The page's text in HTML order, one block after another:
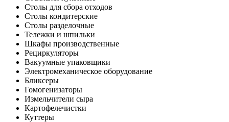
Столы для сбора отходов
Столы кондитерские
Столы разделочные
Тележки и шпильки
Шкафы производственные
Рециркуляторы
Вакуумные упаковщики
Электромеханическое оборудование
Бликсеры
Гомогенизаторы
Измельчители сыра
Картофелечистки
Куттеры